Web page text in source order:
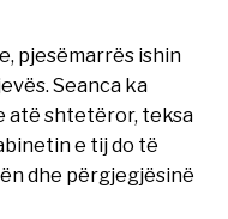
pjesëmarrës ishin
Seanca ka
atë shtetëror, teksa
e tij do të
dhe përgjegjësinë